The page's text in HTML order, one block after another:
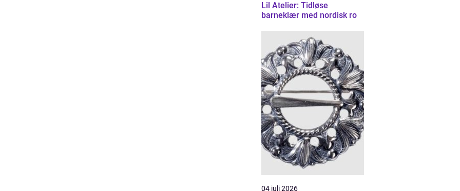
Lil Atelier: Tidløse
barneklær med nordisk ro
04 juli 2026